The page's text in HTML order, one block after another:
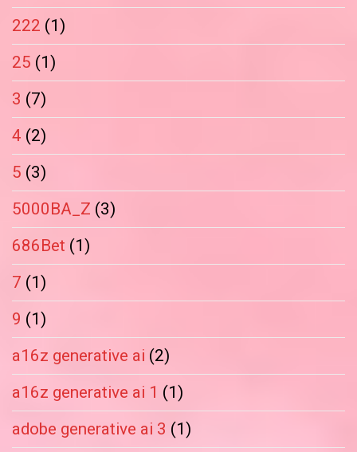
222 (1)
25 (1)
3 (7)
4 (2)
5 (3)
5000BA_Z (3)
686Bet (1)
7 (1)
9 (1)
a16z generative ai (2)
a16z generative ai 1 (1)
adobe generative ai 3 (1)